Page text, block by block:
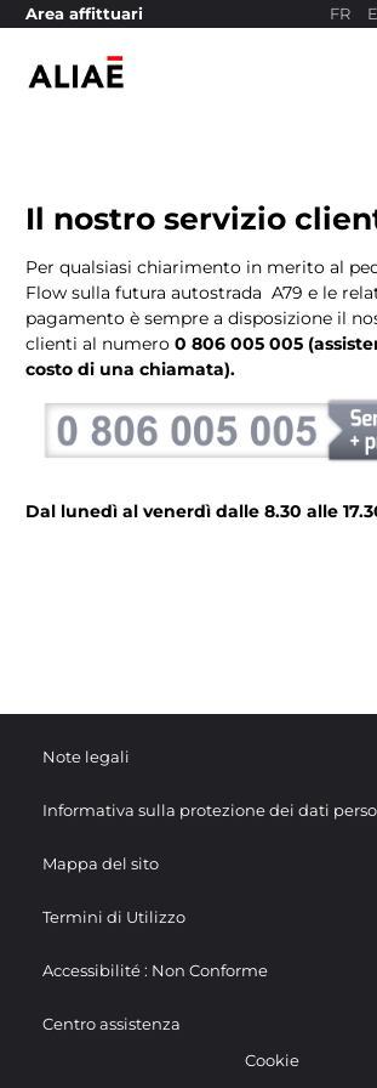
Area affittuari FR
Sito di pagamento
Il nostro servizio
Per qualsiasi chiarimento in merito al
Flow sulla futura autostrada A79 e le
pagamento è sempre a disposizione il
clienti al numero 0 806 005 005
costo di una chiamata).
Dal lunedì al venerdì dalle 8.30 alle
Note legali
Informativa sulla protezione dei dati
Mappa del sito
Termini di Utilizzo
Accessibilité : Non Conforme
Centro assistenza
Cookie